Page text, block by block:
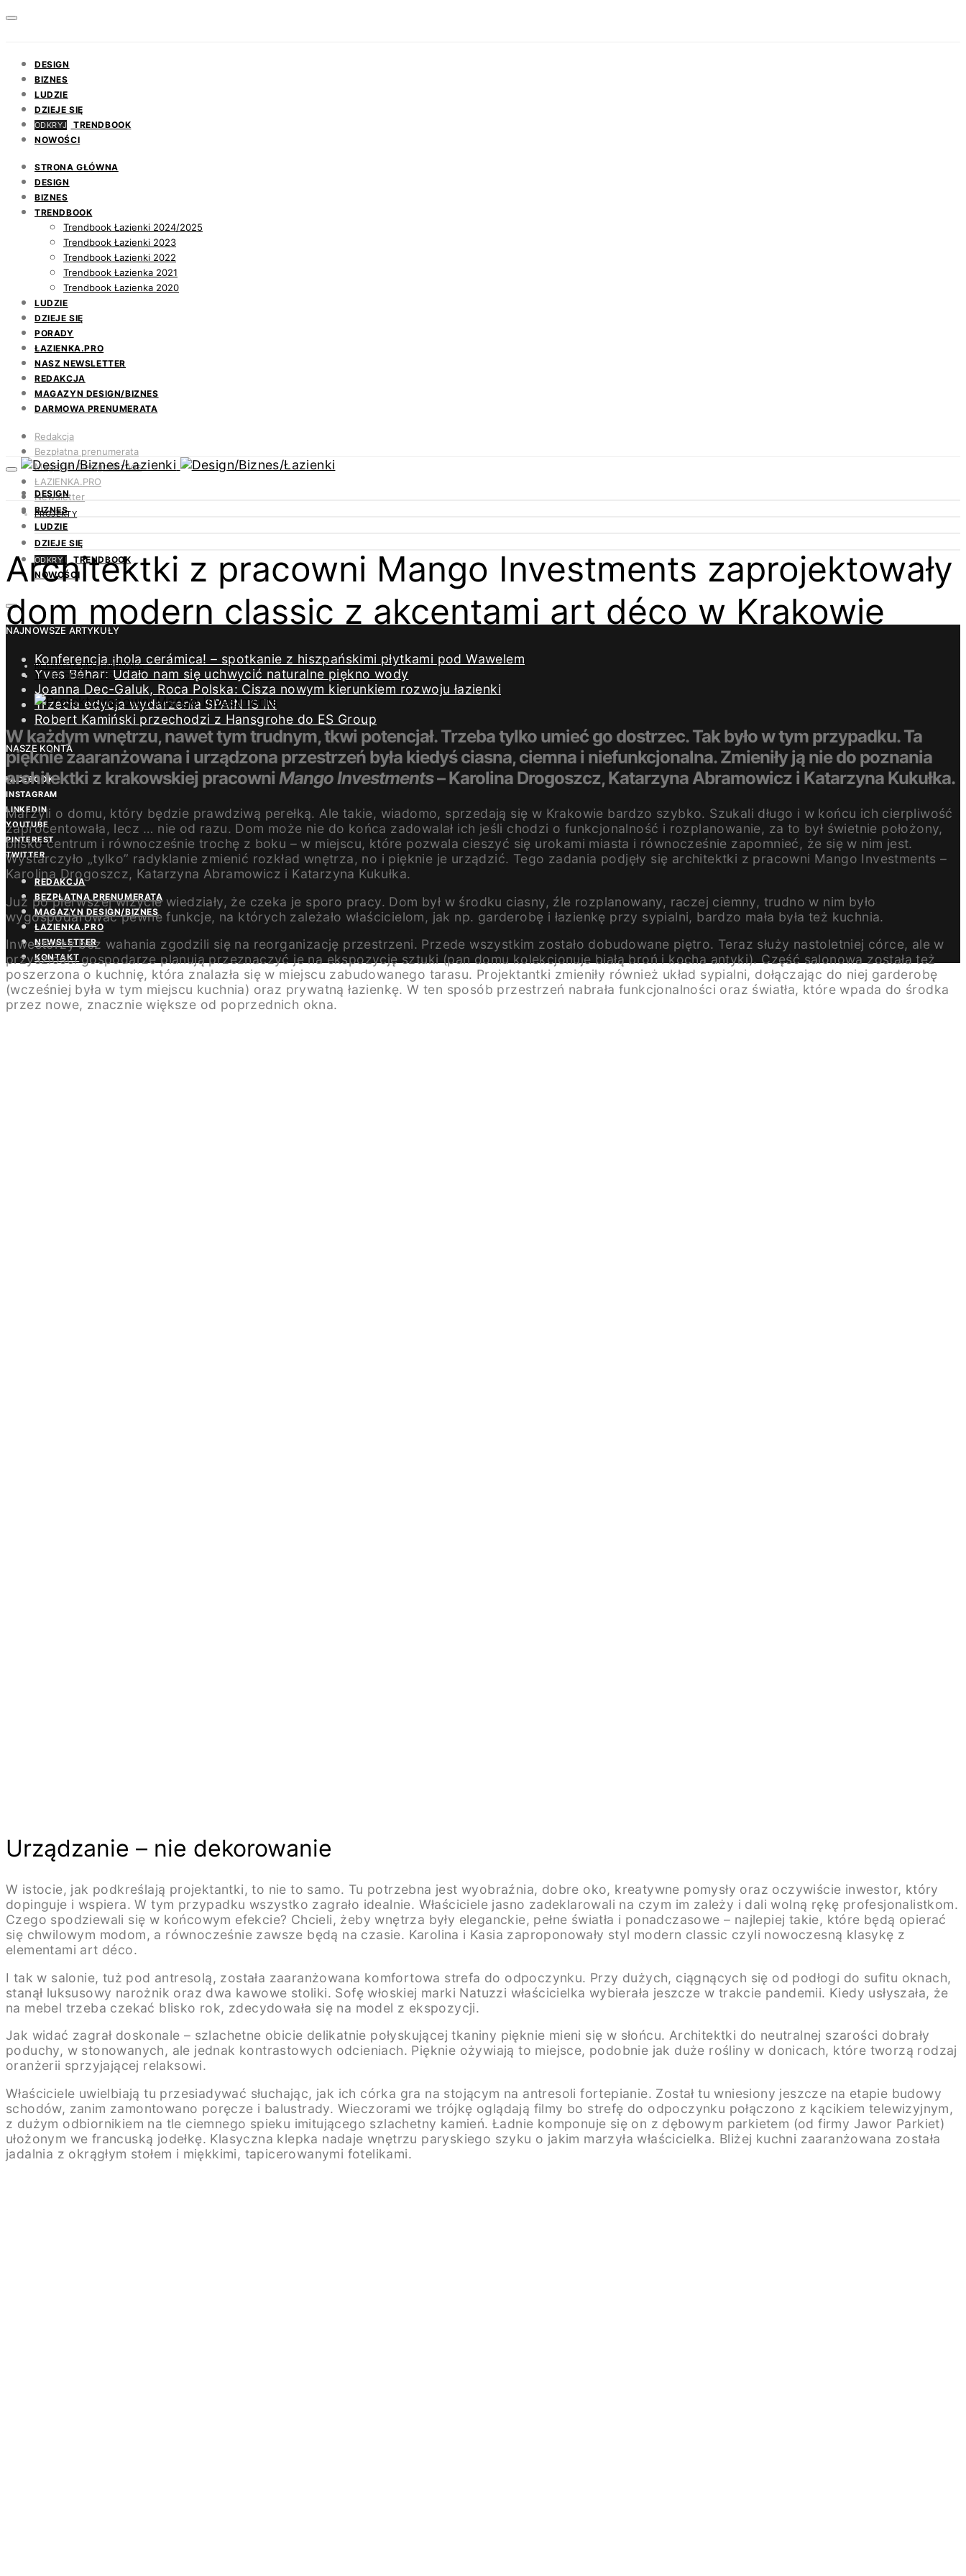
DESIGN
BIZNES
LUDZIE
DZIEJE SIĘ
ODKRYJ
TRENDBOOK
NOWOŚCI
STRONA GŁÓWNA
DESIGN
BIZNES
TRENDBOOK
Trendbook Łazienki 2024/2025
Trendbook Łazienki 2023
Trendbook Łazienki 2022
Trendbook Łazienka 2021
Trendbook Łazienka 2020
LUDZIE
DZIEJE SIĘ
PORADY
ŁAZIENKA.PRO
NASZ NEWSLETTER
REDAKCJA
MAGAZYN DESIGN/BIZNES
DARMOWA PRENUMERATA
Redakcja
Bezpłatna prenumerata
Magazyn Design/Biznes
ŁAZIENKA.PRO
Newsletter
Kontakt
DESIGN
BIZNES
LUDZIE
DZIEJE SIĘ
ODKRYJ TRENDBOOK
NOWOŚCI
NAJNOWSZE ARTYKUŁY
Konferencja ¡hola cerámica! – spotkanie z hiszpańskimi płytkami pod Wawelem
Yves Béhar: Udało nam się uchwycić naturalne piękno wody
Joanna Dec-Galuk, Roca Polska: Cisza nowym kierunkiem rozwoju łazienki
Trzecia edycja wydarzenia SPAIN IS IN
Robert Kamiński przechodzi z Hansgrohe do ES Group
NASZE KONTA
FACEBOOK
INSTAGRAM
LINKEDIN
YOUTUBE
PINTEREST
TWITTER
REDAKCJA
BEZPŁATNA PRENUMERATA
MAGAZYN DESIGN/BIZNES
ŁAZIENKA.PRO
NEWSLETTER
KONTAKT
PROJEKTY
Architektki z pracowni Mango Investments zaprojektowały
dom modern classic z akcentami art déco w Krakowie
REDAKCJA DESIGN/BIZNES
18 LISTOPADA 2023
W każdym wnętrzu, nawet tym trudnym, tkwi potencjał. Trzeba tylko umieć go dostrzec. Tak było w tym przypadku. Ta
pięknie zaaranżowana i urządzona przestrzeń była kiedyś ciasna, ciemna i niefunkcjonalna. Zmieniły ją nie do poznania
architektki z krakowskiej pracowni Mango Investments– Karolina Drogoszcz, Katarzyna Abramowicz i Katarzyna Kukułka.
Marzyli o domu, który będzie prawdziwą perełką. Ale takie, wiadomo, sprzedają się w Krakowie bardzo szybko. Szukali długo i w końcu ich cierpliwość
zaprocentowała, lecz … nie od razu. Dom może nie do końca zadowalał ich jeśli chodzi o funkcjonalność i rozplanowanie, za to był świetnie położony,
blisko centrum i równocześnie trochę z boku – w miejscu, które pozwala cieszyć się urokami miasta i równocześnie zapomnieć, że się w nim jest.
Wystarczyło „tylko” radyklanie zmienić rozkład wnętrza, no i pięknie je urządzić. Tego zadania podjęły się architektki z pracowni Mango Investments –
Karolina Drogoszcz, Katarzyna Abramowicz i Katarzyna Kukułka.
Już po pierwszej wizycie wiedziały, że czeka je sporo pracy. Dom był w środku ciasny, źle rozplanowany, raczej ciemny, trudno w nim było
wygospodarować pewne funkcje, na których zależało właścicielom, jak np. garderobę i łazienkę przy sypialni, bardzo mała była też kuchnia.
Inwestorzy bez wahania zgodzili się na reorganizację przestrzeni. Przede wszystkim zostało dobudowane piętro. Teraz służy nastoletniej córce, ale w
przyszłości gospodarze planują przeznaczyć je na ekspozycję sztuki (pan domu kolekcjonuje białą broń i kocha antyki). Część salonowa została też
poszerzona o kuchnię, która znalazła się w miejscu zabudowanego tarasu. Projektantki zmieniły również układ sypialni, dołączając do niej garderobę
(wcześniej była w tym miejscu kuchnia) oraz prywatną łazienkę. W ten sposób przestrzeń nabrała funkcjonalności oraz światła, które wpada do środka
przez nowe, znacznie większe od poprzednich okna.
Urządzanie – nie dekorowanie
W istocie, jak podkreślają projektantki, to nie to samo. Tu potrzebna jest wyobraźnia, dobre oko, kreatywne pomysły oraz oczywiście inwestor, który
dopinguje i wspiera. W tym przypadku wszystko zagrało idealnie. Właściciele jasno zadeklarowali na czym im zależy i dali wolną rękę profesjonalistkom.
Czego spodziewali się w końcowym efekcie? Chcieli, żeby wnętrza były eleganckie, pełne światła i ponadczasowe – najlepiej takie, które będą opierać
się chwilowym modom, a równocześnie zawsze będą na czasie. Karolina i Kasia zaproponowały styl modern classic czyli nowoczesną klasykę z
elementami art déco.
I tak w salonie, tuż pod antresolą, została zaaranżowana komfortowa strefa do odpoczynku. Przy dużych, ciągnących się od podłogi do sufitu oknach,
stanął luksusowy narożnik oraz dwa kawowe stoliki. Sofę włoskiej marki Natuzzi właścicielka wybierała jeszcze w trakcie pandemii. Kiedy usłyszała, że
na mebel trzeba czekać blisko rok, zdecydowała się na model z ekspozycji.
Jak widać zagrał doskonale – szlachetne obicie delikatnie połyskującej tkaniny pięknie mieni się w słońcu. Architektki do neutralnej szarości dobrały
poduchy, w stonowanych, ale jednak kontrastowych odcieniach. Pięknie ożywiają to miejsce, podobnie jak duże rośliny w donicach, które tworzą rodzaj
oranżerii sprzyjającej relaksowi.
Właściciele uwielbiają tu przesiadywać słuchając, jak ich córka gra na stojącym na antresoli fortepianie. Został tu wniesiony jeszcze na etapie budowy
schodów, zanim zamontowano poręcze i balustrady. Wieczorami we trójkę oglądają filmy bo strefę do odpoczynku połączono z kącikiem telewizyjnym,
z dużym odbiornikiem na tle ciemnego spieku imitującego szlachetny kamień. Ładnie komponuje się on z dębowym parkietem (od firmy Jawor Parkiet)
ułożonym we francuską jodełkę. Klasyczna klepka nadaje wnętrzu paryskiego szyku o jakim marzyła właścicielka. Bliżej kuchni zaaranżowana została
jadalnia z okrągłym stołem i miękkimi, tapicerowanymi fotelikami.